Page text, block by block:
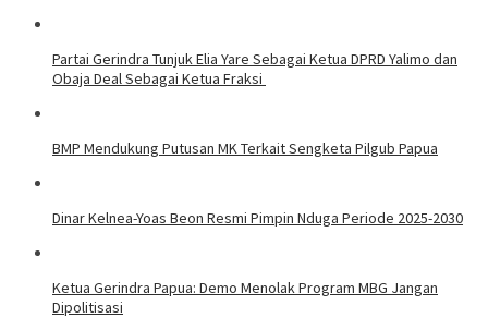
Partai Gerindra Tunjuk Elia Yare Sebagai Ketua DPRD Yalimo dan
Obaja Deal Sebagai Ketua Fraksi
BMP Mendukung Putusan MK Terkait Sengketa Pilgub Papua
Dinar Kelnea-Yoas Beon Resmi Pimpin Nduga Periode 2025-2030
Ketua Gerindra Papua: Demo Menolak Program MBG Jangan
Dipolitisasi